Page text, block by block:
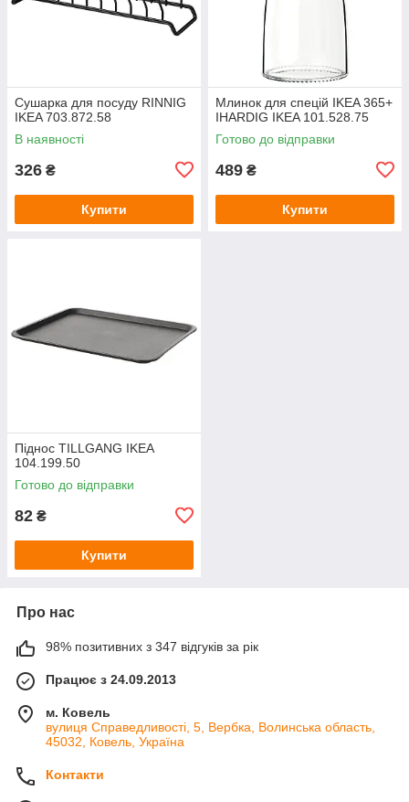
Сушарка для посуду RINNIG
IKEA 703.872.58
В наявності
326 ₴
Купити
Млинок для спецій IKEA 365+
IHARDIG IKEA 101.528.75
Готово до відправки
489 ₴
Купити
Піднос TILLGANG IKEA
104.199.50
Готово до відправки
82 ₴
Купити
Про нас
98% позитивних з 347 відгуків за рік
Працює з 24.09.2013
м. Ковель
вулиця Справедливості, 5, Вербка, Волинська область,
45032, Ковель, Україна
Контакти